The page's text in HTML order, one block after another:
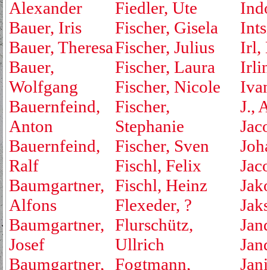
Alexander
Bauer, Iris
Bauer, Theresa
Bauer,
Wolfgang
Bauernfeind,
Anton
Bauernfeind,
Ralf
Baumgartner,
Alfons
Baumgartner,
Josef
Baumgartner,
Fiedler, Ute
Fischer, Gisela
Fischer, Julius
Fischer, Laura
Fischer, Nicole
Fischer,
Stephanie
Fischer, Sven
Fischl, Felix
Fischl, Heinz
Flexeder, ?
Flurschütz,
Ullrich
Fogtmann,
Irl,
J.,